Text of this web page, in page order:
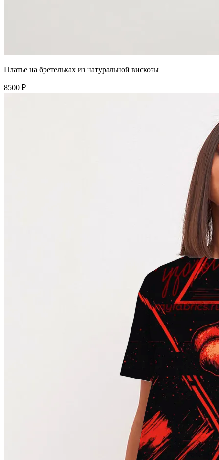
Платье на бретельках из натуральной вискозы
8500 ₽